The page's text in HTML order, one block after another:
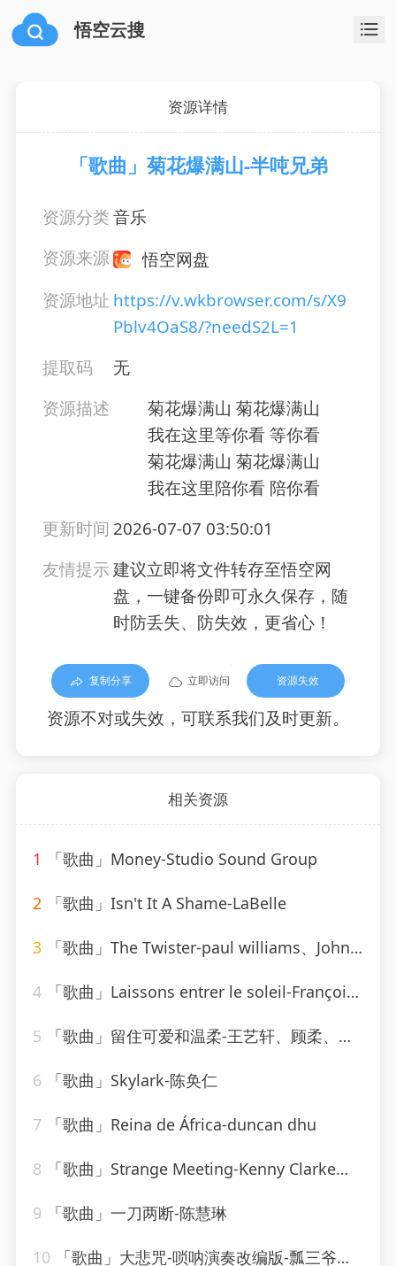
悟空云搜
资源详情
「歌曲」菊花爆满山-半吨兄弟
资源分类音乐
资源来源
悟空网盘
资源地址 https://v.wkbrowser.com/s/X9
Pblv4OaS8/?needS2L=1
提取码
无
资源描述
菊花爆满山 菊花爆满山
我在这里等你看 等你看
菊花爆满山 菊花爆满山
我在这里陪你看 陪你看
更新时间 2026-07-07 03:50:01
友情提示建议立即将文件转存至悟空网
盘，一键备份即可永久保存，随
时防丢失、防失效，更省心！
复制分享 立即访问 资源失效
资源不对或失效，可联系我们及时更新。
相关资源
1 「歌曲」Money-Studio Sound Group
2 「歌曲」Isn't It A Shame-LaBelle
3 「歌曲」The Twister-paul williams、Johnny Moore&#39;s Three Blazers
4 「歌曲」Laissons entrer le soleil-François & The New Frenchies
5 「歌曲」留住可爱和温柔-王艺轩、顾柔、小恩俊
6 「歌曲」Skylark-陈奂仁
7 「歌曲」Reina de África-duncan dhu
8 「歌曲」Strange Meeting-Kenny Clarke、Francy Boland
9 「歌曲」一刀两断-陈慧琳
10 「歌曲」大悲咒-唢呐演奏改编版-瓢三爷的小喇叭